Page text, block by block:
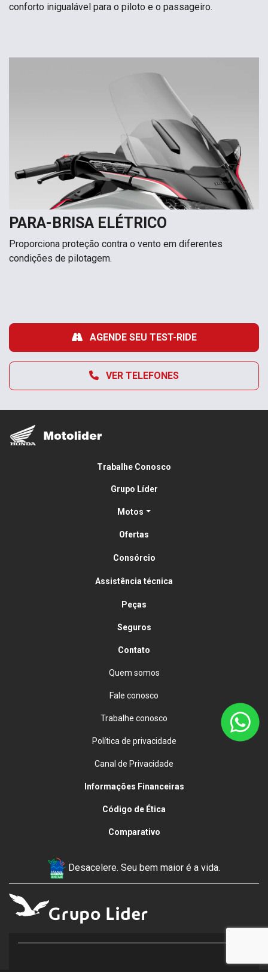
conforto inigualável para o piloto e o passageiro.
PARA-BRISA ELÉTRICO
Proporciona proteção contra o vento em diferentes
condições de pilotagem.
VER TELEFONES
AGENDE SEU TEST-RIDE
Trabalhe Conosco
Grupo Líder
Motos
Ofertas
Consórcio
Assistência técnica
Peças
Seguros
Contato
Quem somos
Fale conosco
Trabalhe conosco
Política de privacidade
Canal de Privacidade
Informações Financeiras
Código de Ética
Comparativo
Desacelere. Seu bem maior é a vida.